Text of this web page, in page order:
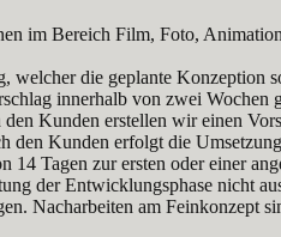
im Bereich Film, Foto,
welcher die geplante
innerhalb von zwei
Kunden erstellen wir einen
den Kunden erfolgt die
14 Tagen zur ersten oder einer
der Entwicklungsphase nicht
Nacharbeiten am